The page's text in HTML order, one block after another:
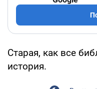
Старая, как все
история.